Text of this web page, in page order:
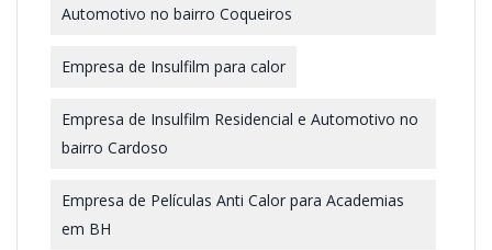
Automotivo no bairro Coqueiros
Empresa de Insulfilm para calor
Empresa de Insulfilm Residencial e Automotivo no
bairro Cardoso
Empresa de Películas Anti Calor para Academias
em BH